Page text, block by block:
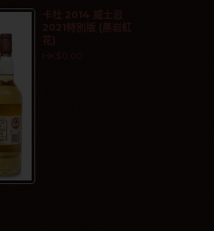
卡杜 2014 威士忌
2021特別版 (黑岩紅
花)
HK$0.00